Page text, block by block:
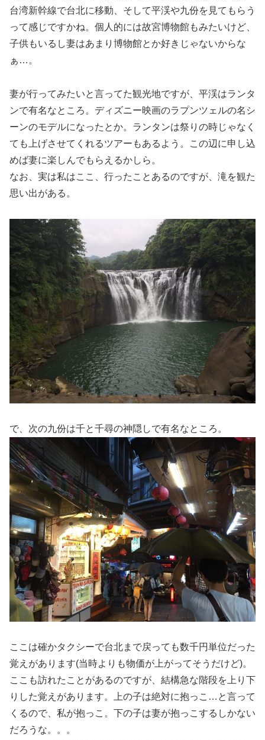
台湾新幹線で台北に移動、そして平渓や九份を見てもらう
って感じですかね。個人的には故宮博物館もみたいけど、
子供もいるし妻はあまり博物館とか好きじゃないからな
ぁ…。
妻が行ってみたいと言ってた観光地ですが、平渓はランタ
ンで有名なところ。ディズニー映画のラプンツェルの名シ
ーンのモデルになったとか。ランタンは祭りの時じゃなく
ても上げさせてくれるツアーもあるよう。この辺に申し込
めば妻に楽しんでもらえるかしら。
なお、実は私はここ、行ったことあるのですが、滝を観た
思い出がある。
で、次の九份は千と千尋の神隠しで有名なところ。
ここは確かタクシーで台北まで戻っても数千円単位だった
覚えがあります(当時よりも物価が上がってそうだけど)。
ここも訪れたことがあるのですが、結構急な階段を上り下
りした覚えがあります。上の子は絶対に抱っこ…と言って
くるので、私が抱っこ。下の子は妻が抱っこするしかない
だろうな。。。